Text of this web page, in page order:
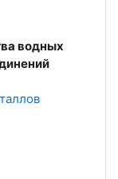
водных